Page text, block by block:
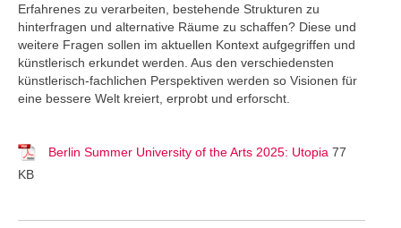
Erfahrenes zu verarbeiten, bestehende Strukturen zu
hinterfragen und alternative Räume zu schaffen? Diese und
weitere Fragen sollen im aktuellen Kontext aufgegriffen und
künstlerisch erkundet werden. Aus den verschiedensten
künstlerisch-fachlichen Perspektiven werden so Visionen für
eine bessere Welt kreiert, erprobt und erforscht.
Berlin Summer University of the Arts 2025: Utopia 77
KB